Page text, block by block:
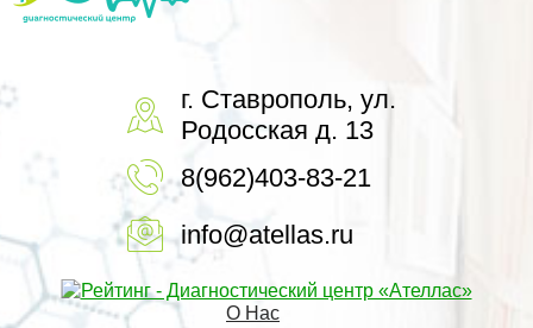
г. Ставрополь, ул.
Родосская д. 13
8(962)403-83-21
info@atellas.ru
О Нас